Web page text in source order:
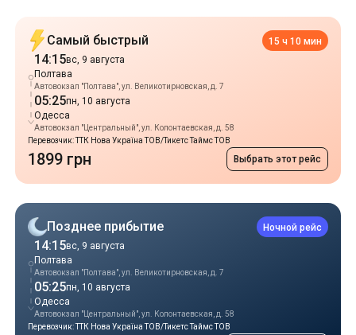
Самый быстрый 15 ч 10 мин
14:15вс, 9 августа
Полтава
Автовокзал "Полтава", ул. Великотирновская, д. 7
05:25пн, 10 августа
Одесса
Автовокзал "Центральный", ул. Колонтаевская, д. 58
Перевозчик: ТТК Нова Україна ТОВ/Тикетс Таймс ТОВ
1899 грн Выбрать этот рейс
Позднее прибытие Ночной рейс
14:15вс, 9 августа
Полтава
Автовокзал "Полтава", ул. Великотирновская, д. 7
05:25пн, 10 августа
Одесса
Автовокзал "Центральный", ул. Колонтаевская, д. 58
Перевозчик: ТТК Нова Україна ТОВ/Тикетс Таймс ТОВ